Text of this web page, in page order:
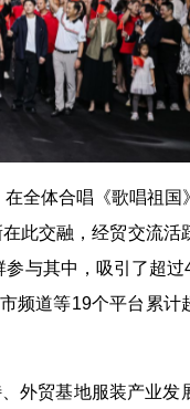
全体合唱《歌唱祖国
此交融，经贸交流活
与其中，吸引了超
频道等19个平台累计
外贸基地服装产业发